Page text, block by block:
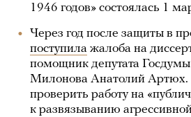
1946 годов» состоялась 1
Через год после защиты в
поступила жалоба на
помощник депутата
Милонова Анатолий Артюх.
проверить работу на
к развязыванию